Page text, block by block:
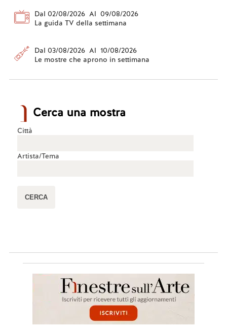
Dal 02/08/2026 Al 09/08/2026
La guida TV della settimana
Dal 03/08/2026 Al 10/08/2026
Le mostre che aprono in settimana
Cerca una mostra
Città
Artista/Tema